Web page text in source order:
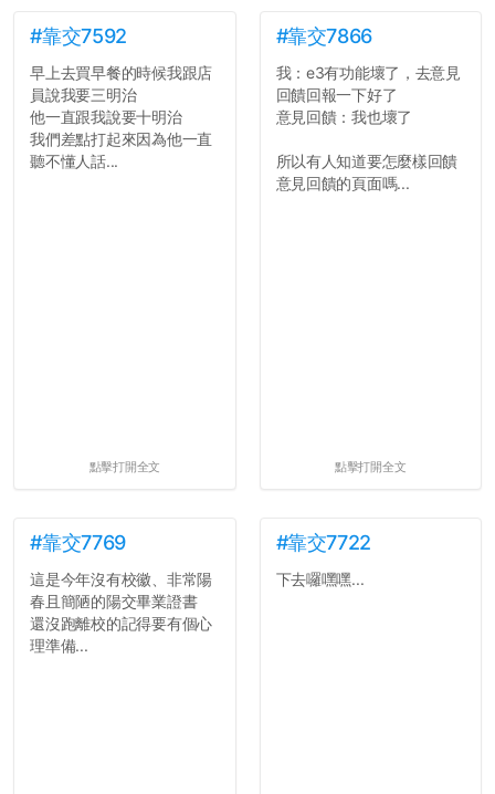
#靠交7592
早上去買早餐的時候我跟店
員說我要三明治
他一直跟我說要十明治
我們差點打起來因為他一直
聽不懂人話...
點擊打開全文
#靠交7866
我：e3有功能壞了，去意見
回饋回報一下好了
意見回饋：我也壞了
所以有人知道要怎麼樣回饋
意見回饋的頁面嗎...
點擊打開全文
#靠交7769
這是今年沒有校徽、非常陽
春且簡陋的陽交畢業證書
還沒跑離校的記得要有個心
理準備...
#靠交7722
下去囉嘿嘿...